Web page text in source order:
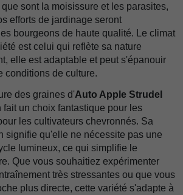
sont la moisissure et les parasites,
efforts de jardinage seront
bourgeons de haute qualité. Le climat
est celui qui reflète sa nature
elle est adaptable et peut s'épanouir
conditions de culture.
des graines d'Auto Apple Strudel
fait un choix fantastique pour les
les cultivateurs chevronnés. Sa
signifie qu'elle ne nécessite pas une
lumineux, ce qui simplifie le
Que vous souhaitiez expérimenter
très stressantes ou que vous
plus directe, cette variété s'adapte à